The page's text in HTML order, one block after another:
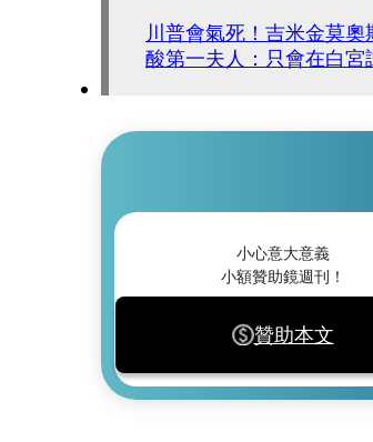
川普會氣死！吉米金莫
酸第一夫人：只會在白宮
小心意大意義
小額贊助鏡週刊！
贊助本文